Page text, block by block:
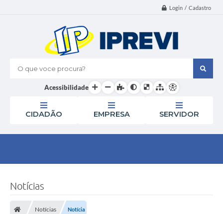
Login / Cadastro
O que voce procura?
Acessibilidade
CIDADÃO EMPRESA SERVIDOR
Notícias
Notícias Notícia